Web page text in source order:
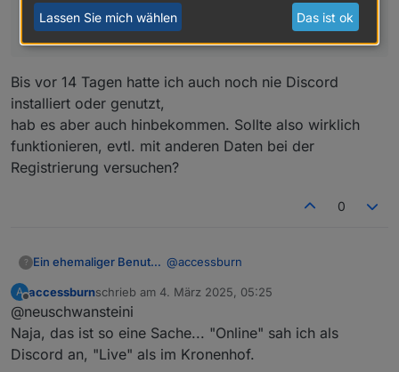
Videokonferenzen Brauch ich sowas nicht mehr
wirklich.
Bis vor 14 Tagen hatte ich auch noch nie Discord
installiert oder genutzt,
hab es aber auch hinbekommen. Sollte also wirklich
funktionieren, evtl. mit anderen Daten bei der
Registrierung versuchen?
0
? Ein ehemaliger Benutzer @accessburn
du hast aber auch n Durcheinander im
naechster Onlinetermin 2.3. 18 uhr,
dabei war das der Offlinetermin im
Kronenhof.
Der naechste Onlinetermin ist heute
am 3.3. um 20.30 per discord,...
A accessburnschrieb am 4. März 2025, 05:25
zuletzt editiert von
@neuschwansteini
Naja, das ist so eine Sache... "Online" sah ich als
Discord an, "Live" als im Kronenhof.
Lassen Sie mich wählen Das ist ok